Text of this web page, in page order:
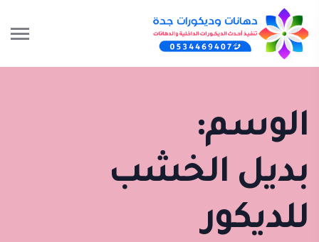
الوسم:
بديل الخشب
للديكور